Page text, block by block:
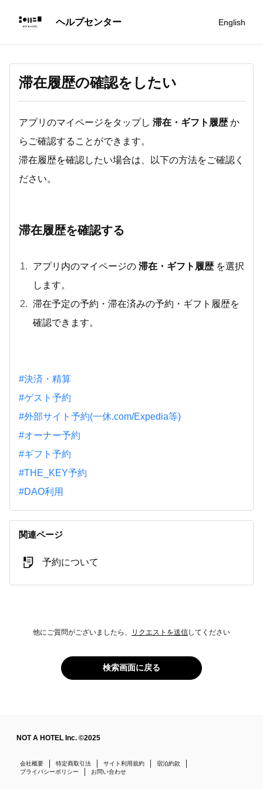
English
滞在履歴の確認をしたい
アプリのマイページをタップし 滞在・ギフト履歴か
らご確認することができます。
滞在履歴を確認したい場合は、以下の方法をご確認く
ださい。
滞在履歴を確認する
アプリ内のマイページの 滞在・ギフト履歴を選択
します。
滞在予定の予約・滞在済みの予約・ギフト履歴を
確認できます。
#決済・精算
#ゲスト予約
#外部サイト予約(一休.com/Expedia等)
#オーナー予約
#ギフト予約
#THE_KEY予約
#DAO利用
関連ページ
予約について
他にご質問がございましたら、 リクエストを送信してください
検索画面に戻る
NOT A HOTEL Inc. ©2025
会社概要 特定商取引法 サイト利用規約
宿泊約款
プライバシーポリシー
お問い合わせ